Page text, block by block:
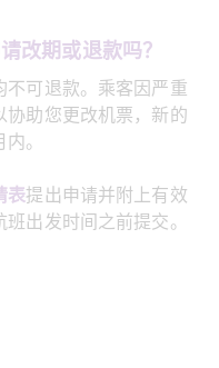
改期或退款吗？
不可退款。乘客因严重
协助您更改机票，新的
。
表提出申请并附上有效
出发时间之前提交。